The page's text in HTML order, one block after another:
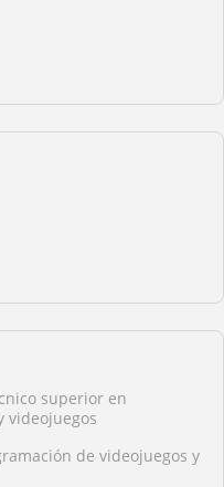
superior en
videojuegos
de videojuegos y